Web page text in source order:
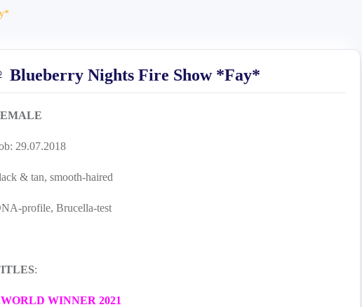
Blueberry Nights Fire Show *Fay*
29.07.2018
& tan, smooth-haired
profile, Brucella-test
:
WINNER 2021